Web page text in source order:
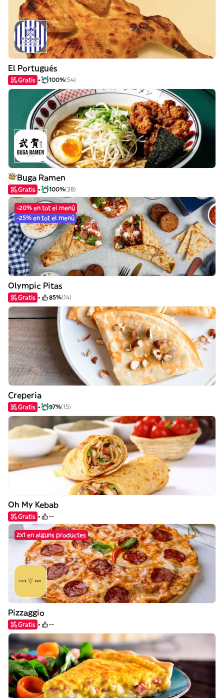
El Portugués
Gratis 100%(54)
Buga Ramen
Gratis 100%(38)
-20% en tot el menú
-25% en tot el menú
Olympic Pitas
Gratis 85%(14)
Creperia
Gratis 97%(15)
Oh My Kebab
Gratis --
2x1 en alguns productes
Pizzaggio
Gratis --